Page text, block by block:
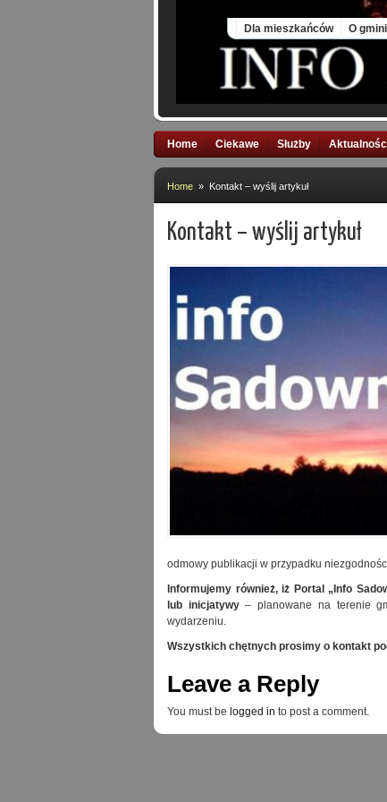
Dla mieszkańców O
Home Ciekawe Służby
Home » Kontakt – wyślij artykuł
Kontakt – wyślij artykuł
odmowy publikacji w przypadku
Informujemy również, iż Portal „Info
lub inicjatywy– planowane na terenie
wydarzeniu.
Wszystkich chętnych prosimy o kontakt
Leave a Reply
You must be logged in to post a comment.